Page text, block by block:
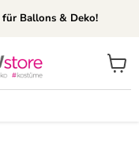
für Ballons & Deko!